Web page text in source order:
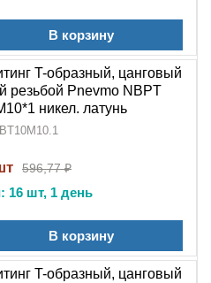
В корзину
T-образный, цанговый
резьбой Pnevmo NBPT
никел. латунь
596,77 ₽
16 шт, 1 день
В корзину
T-образный, цанговый